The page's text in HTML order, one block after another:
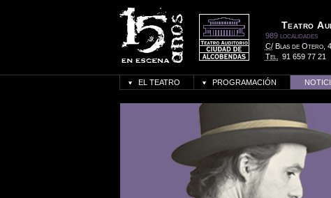
Teatro
989 localidades
C/Blas de Otero, 4
Tel.
91 659 77 21
EL TEATRO PROGRAMACIÓN